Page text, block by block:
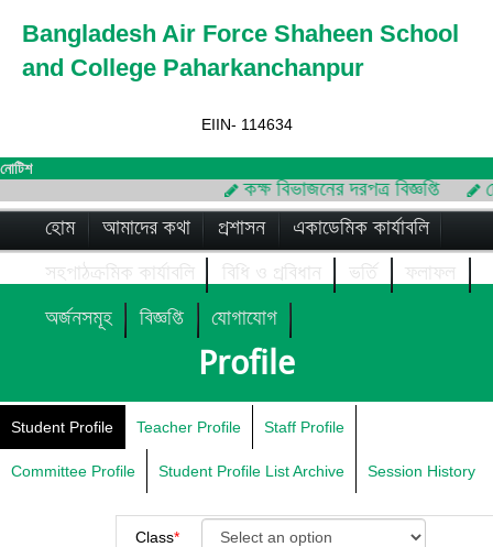
Bangladesh Air Force Shaheen School
and College Paharkanchanpur
EIIN- 114634
নোটিশ
কক্ষ বিভাজনের দরপত্র বিজ্ঞপ্তি
হোম
আমাদের কথা প্রশাসন
একাডেমিক কার্যাবলি
সহপাঠক্রমিক কার্যাবলি
বিধি ও প্রবিধান ভর্তি
ফলাফল
অর্জনসমূহ
বিজ্ঞপ্তি যোগাযোগ
Profile
Student Profile Teacher Profile Staff Profile
Committee Profile Student Profile List Archive Session History
Class*